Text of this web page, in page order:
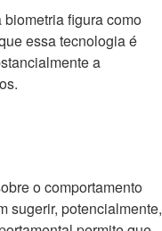
figura como
essa tecnologia é
a
o comportamento
sugerir, potencialmente,